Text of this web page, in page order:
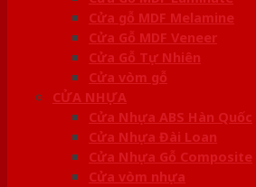
Cửa gỗ MDF Melamine
Cửa Gỗ MDF Veneer
Cửa Gỗ Tự Nhiên
Cửa vòm gỗ
CỬA NHỰA
Cửa Nhựa ABS Hàn Quốc
Cửa Nhựa Đài Loan
Cửa Nhựa Gỗ Composite
Cửa vòm nhựa